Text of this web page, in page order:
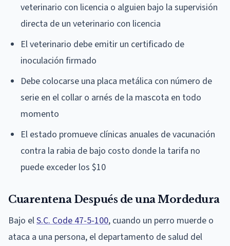
veterinario con licencia o alguien bajo la supervisión
directa de un veterinario con licencia
El veterinario debe emitir un certificado de
inoculación firmado
Debe colocarse una placa metálica con número de
serie en el collar o arnés de la mascota en todo
momento
El estado promueve clínicas anuales de vacunación
contra la rabia de bajo costo donde la tarifa no
puede exceder los $10
Cuarentena Después de una Mordedura
Bajo elS.C. Code 47-5-100, cuando un perro muerde o
ataca a una persona, el departamento de salud del